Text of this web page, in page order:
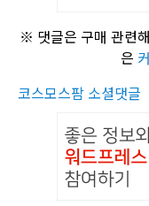
※ 댓글은 구매 관련
은
코스모스팜 소셜댓글